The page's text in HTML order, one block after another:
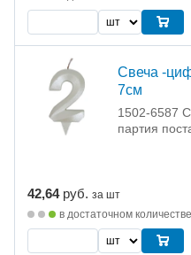
Свеча -
7см
1502-6587
партия
42,64 руб. за шт
в достаточном количестве